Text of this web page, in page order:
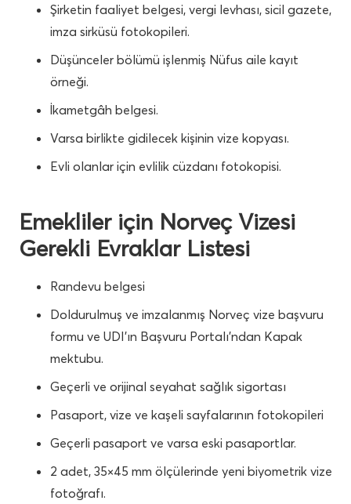
Şirketin faaliyet belgesi, vergi levhası, sicil gazete,
imza sirküsü fotokopileri.
Düşünceler bölümü işlenmiş Nüfus aile kayıt
örneği.
İkametgâh belgesi.
Varsa birlikte gidilecek kişinin vize kopyası.
Evli olanlar için evlilik cüzdanı fotokopisi.
Emekliler için Norveç Vizesi
Gerekli Evraklar Listesi
Randevu belgesi
Doldurulmuş ve imzalanmış Norveç vize başvuru
formu ve UDI’ın Başvuru Portalı’ndan Kapak
mektubu.
Geçerli ve orijinal seyahat sağlık sigortası
Pasaport, vize ve kaşeli sayfalarının fotokopileri
Geçerli pasaport ve varsa eski pasaportlar.
2 adet, 35×45 mm ölçülerinde yeni biyometrik vize
fotoğrafı.